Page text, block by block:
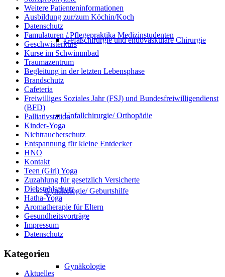
Gefäßchirurgie und endovaskuläre Chirurgie
Unfallchirurgie/ Orthopädie
Gynäkologie/ Geburtshilfe
Gynäkologie
Weitere Patienteninformationen
Ausbildung zur/zum Köchin/Koch
Datenschutz
Famulaturen / Pflegepraktika Medizinstudenten
Geschwisterkurs
Kurse im Schwimmbad
Traumazentrum
Begleitung in der letzten Lebensphase
Brandschutz
Cafeteria
Freiwilliges Soziales Jahr (FSJ) und Bundesfreiwilligendienst
(BFD)
Palliativstation
Kinder-Yoga
Nichtraucherschutz
Entspannung für kleine Entdecker
HNO
Kontakt
Teen (Girl) Yoga
Zuzahlung für gesetzlich Versicherte
Diebstahlschutz
Hatha-Yoga
Aromatherapie für Eltern
Gesundheitsvorträge
Impressum
Datenschutz
Kategorien
Aktuelles